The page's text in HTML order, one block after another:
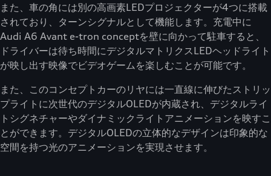
また、車の角には別の高画素LEDプロジェクターが4つに搭載
されており、ターンシグナルとして機能します。充電中に
Audi A6 Avant e-tron conceptを壁に向かって駐車すると、
ドライバーは待ち時間にデジタルマトリクスLEDヘッドライト
が映し出す映像でビデオゲームを楽しむことが可能です。
また、このコンセプトカーのリヤには一直線に伸びたストリッ
プライトに次世代のデジタルOLEDが内蔵され、デジタルライ
トシグネチャーやダイナミックライトアニメーションを映すこ
とができます。デジタルOLEDの立体的なデザインは印象的な
空間を持つ光のアニメーションを実現させます。